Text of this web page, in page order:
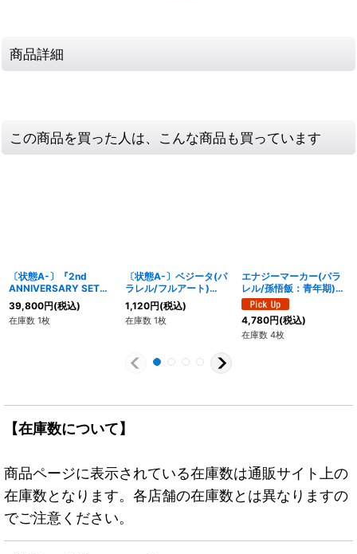
商品詳細
この商品を買った人は、こんな商品も買っています
〔状態A-〕『2nd
ANNIVERSARY SET』
【サプライ】{-}
39,800円(税込)
在庫数 1枚
〔状態A-〕ベジータ(パ
ラレル/フルアート)
【R☆】{FB04-069}
1,120円(税込)
在庫数 1枚
エナジーマーカー(パラ
レル/孫悟飯：青年期)
【☆】{E-65}
4,780円(税込)
在庫数 4枚
【在庫数について】
商品ページに表示されている在庫数は通販サイト上の
在庫数となります。各店舗の在庫数とは異なりますの
でご注意ください。